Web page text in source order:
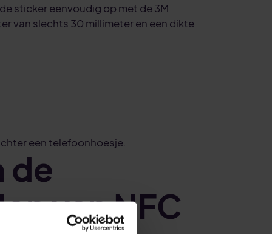
sticker eenvoudig op met de 3M
van slechts 30 millimeter en een dikte
een telefoonhoesje.
de
van NFC